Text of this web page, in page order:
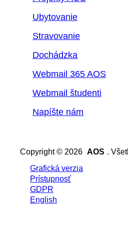
Ubytovanie
Stravovanie
Dochádzka
Webmail 365 AOS
Webmail študenti
Napíšte nám
Copyright © 2026 AOS .
Grafická verzia
Prístupnosť
GDPR
English